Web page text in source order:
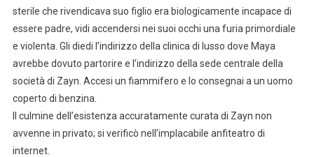
sterile che rivendicava suo figlio era biologicamente incapace di
essere padre, vidi accendersi nei suoi occhi una furia primordiale
e violenta. Gli diedi l’indirizzo della clinica di lusso dove Maya
avrebbe dovuto partorire e l’indirizzo della sede centrale della
società di Zayn. Accesi un fiammifero e lo consegnai a un uomo
coperto di benzina.
Il culmine dell’esistenza accuratamente curata di Zayn non
avvenne in privato; si verificò nell’implacabile anfiteatro di
internet.